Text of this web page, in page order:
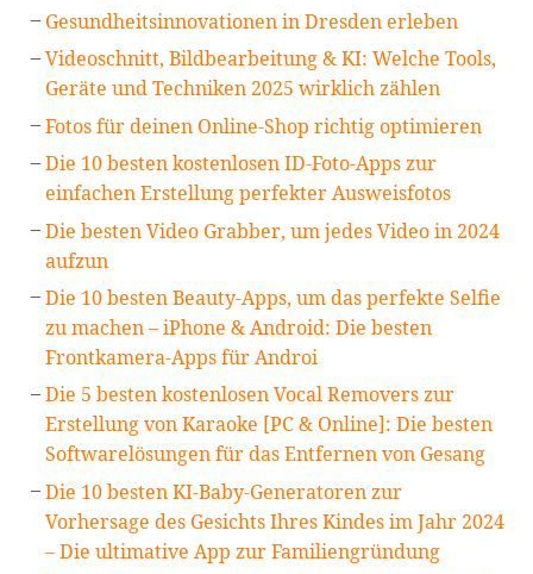
Gesundheitsinnovationen in Dresden erleben
Videoschnitt, Bildbearbeitung & KI: Welche Tools,
Geräte und Techniken 2025 wirklich zählen
Fotos für deinen Online-Shop richtig optimieren
Die 10 besten kostenlosen ID-Foto-Apps zur
einfachen Erstellung perfekter Ausweisfotos
Die besten Video Grabber, um jedes Video in 2024
aufzun
Die 10 besten Beauty-Apps, um das perfekte Selfie
zu machen – iPhone & Android: Die besten
Frontkamera-Apps für Androi
Die 5 besten kostenlosen Vocal Removers zur
Erstellung von Karaoke [PC & Online]: Die besten
Softwarelösungen für das Entfernen von Gesang
Die 10 besten KI-Baby-Generatoren zur
Vorhersage des Gesichts Ihres Kindes im Jahr 2024
– Die ultimative App zur Familiengründung